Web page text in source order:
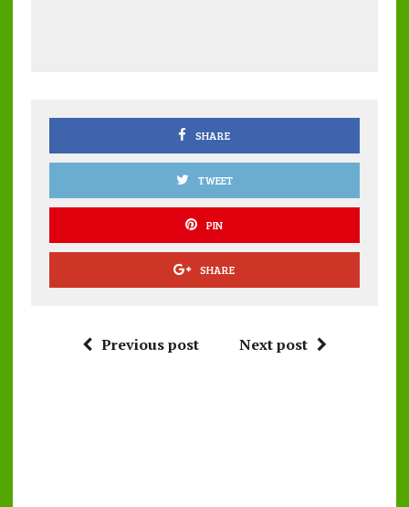
k p SHARE
TWEET
PIN
SHARE
Previous post Next post